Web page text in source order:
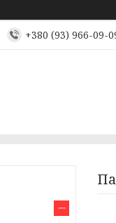
+380 (93) 966-09-